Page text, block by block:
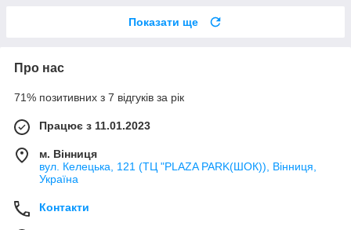
Показати ще
Про нас
71% позитивних з 7 відгуків за рік
Працює з 11.01.2023
м. Вінниця
вул. Келецька, 121 (ТЦ "PLAZA PARK(ШОК)), Вінниця,
Україна
Контакти